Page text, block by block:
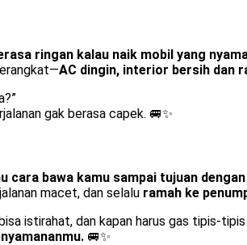
ringan kalau naik mobil yang
AC dingin, interior bersih dan
gak berasa capek. 🚐✨
bawa kamu sampai tujuan dengan
macet, dan selalu ramah ke
istirahat, dan kapan harus gas tipis-
🚐✨